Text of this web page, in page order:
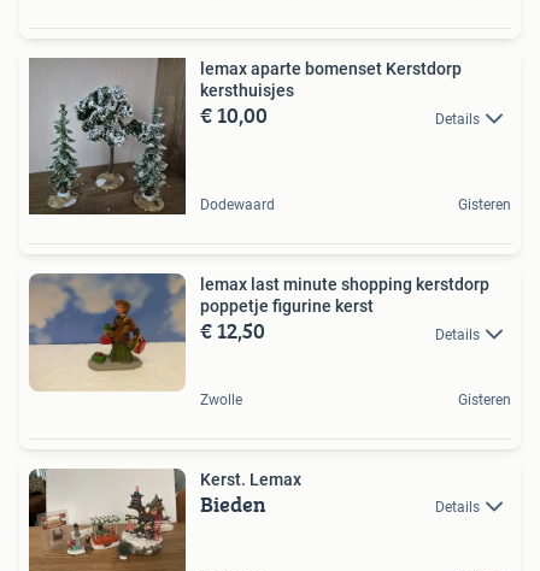
lemax aparte bomenset Kerstdorp
kersthuisjes
€ 10,00 Details
Dodewaard Gisteren
lemax last minute shopping kerstdorp
poppetje figurine kerst
€ 12,50 Details
Zwolle Gisteren
Kerst. Lemax
Bieden Details